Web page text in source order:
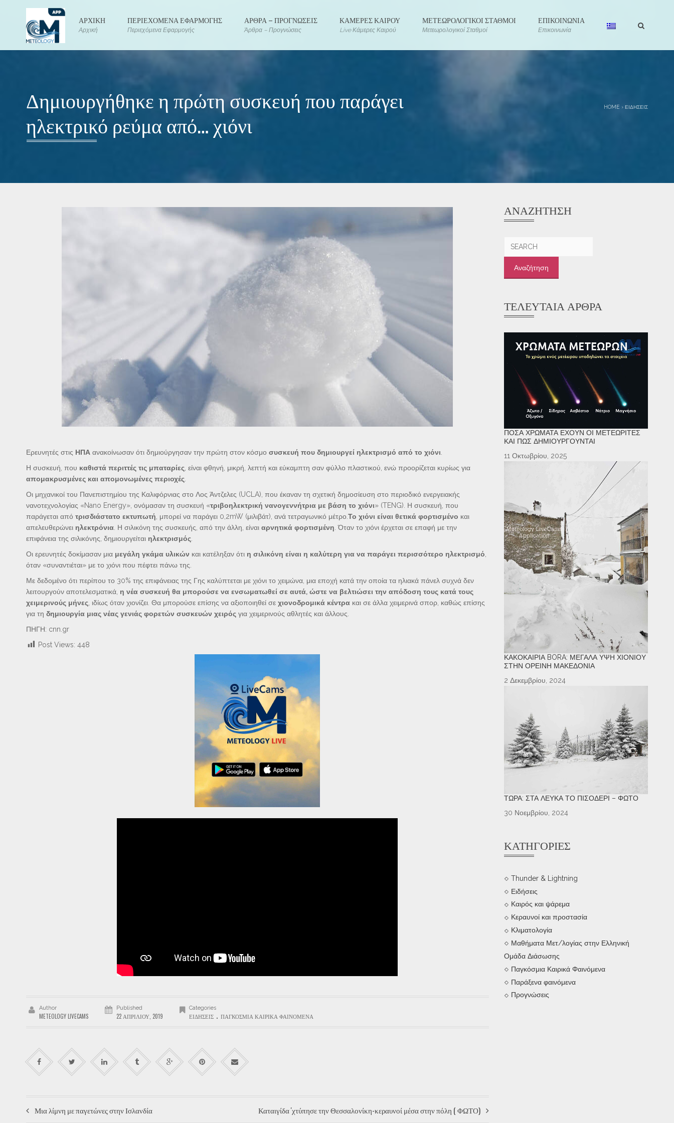
ΑΡΧΙΚΗ
Αρχική
ΠΕΡΙΕΧΟΜΕΝΑ ΕΦΑΡΜΟΓΗΣ
Περιεχόμενα Εφαρμογής
ΑΡΘΡΑ – ΠΡΟΓΝΩΣΕΙΣ
Άρθρα – Προγνώσεις
ΚΑΜΕΡΕΣ ΚΑΙΡΟΥ
Live Κάμερες Καιρού
ΜΕΤΕΩΡΟΛΟΓΙΚΟΙ ΣΤΑΘΜΟΙ
Μετεωρολογικοί Σταθμοί
ΕΠΙΚΟΙΝΩΝΙΑ
Επικοινωνία
Δημιουργήθηκε η πρώτη συσκευή που παράγει
ηλεκτρικό ρεύμα από… χιόνι
HOME › ΕΙΔΉΣΕΙΣ
Ερευνητές στις ΗΠΑ ανακοίνωσαν ότι δημιούργησαν την πρώτη στον κόσμο συσκευή που δημιουργεί ηλεκτρισμό από το χιόνι
Η συσκευή, που καθιστά περιττές τις μπαταρίες , είναι φθηνή, μικρή, λεπτή και εύκαμπτη σαν φύλλο πλαστικού, ενώ προορίζεται κυρίως για
απομακρυσμένες και απομονωμένες περιοχές
Οι μηχανικοί του Πανεπιστημίου της Καλιφόρνιας στο Λος Άντζελες (UCLA), που έκαναν τη σχετική δημοσίευση στο περιοδικό ενεργειακής
νανοτεχνολογίας «Nano Energy», ονόμασαν τη συσκευή «τριβοηλεκτρική νανογεννήτρια με βάση το χιόνι» (TENG). Η συσκευή, που
παράγεται από τρισδιάστατο εκτυπωτή , μπορεί να παράγει 0,2mW (μιλιβάτ), ανά τετραγωνικό μέτρο. Το χιόνι είναι θετικά φορτισμένο και
απελευθερώνει ηλεκτρόνια . Η σιλικόνη της συσκευής, από την άλλη, είναι αρνητικά φορτισμένη . Όταν το χιόνι έρχεται σε επαφή με την
επιφάνεια της σιλικόνης, δημιουργείται ηλεκτρισμός
Οι ερευνητές δοκίμασαν μια μεγάλη γκάμα υλικών και κατέληξαν ότι η σιλικόνη είναι η καλύτερη για να παράγει περισσότερο ηλεκτρισμό
όταν «συναντιέται» με το χιόνι που πέφτει πάνω της.
Με δεδομένο ότι περίπου το 30% της επιφάνειας της Γης καλύπτεται με χιόνι το χειμώνα, μια εποχή κατά την οποία τα ηλιακά πάνελ συχνά δεν
λειτουργούν αποτελεσματικά, η νέα συσκευή θα μπορούσε να ενσωματωθεί σε αυτά, ώστε να βελτιώσει την απόδοση τους κατά τους
χειμερινούς μήνες , ιδίως όταν χιονίζει. Θα μπορούσε επίσης να αξιοποιηθεί σε χιονοδρομικά κέντρα και σε άλλα χειμερινά σπορ, καθώς επίσης
για τη δημιουργία μιας νέας γενιάς φορετών συσκευών χειρός για χειμερινούς αθλητές και άλλους.
ΠΗΓΗ: cnn.gr
Post Views: 448
Author
METEOLOGY LIVECAMS
Published
22 ΑΠΡΙΛΊΟΥ, 2019
Categories
ΕΙΔΉΣΕΙΣ . ΠΑΓΚΌΣΜΙΑ ΚΑΙΡΙΚΆ ΦΑΙΝΌΜΕΝΑ
Μια λίμνη με παγετώνες στην Ισλανδία Καταιγίδα 'χτύπησε την Θεσσαλονίκη-κεραυνοί μέσα στην πόλη ( ΦΩΤΟ)
ΑΝΑΖΉΤΗΣΗ
ΤΕΛΕΥΤΑΊΑ ΆΡΘΡΑ
ΠΌΣΑ ΧΡΏΜΑΤΑ ΈΧΟΥΝ ΟΙ ΜΕΤΕΩΡΊΤΕΣ
ΚΑΙ ΠΏΣ ΔΗΜΙΟΥΡΓΟΎΝΤΑΙ
11 Οκτωβρίου, 2025
ΚΑΚΟΚΑΙΡΊΑ BORA: ΜΕΓΆΛΑ ΎΨΗ ΧΙΟΝΙΟΎ
ΣΤΗΝ ΟΡΕΙΝΉ ΜΑΚΕΔΟΝΊΑ
2 Δεκεμβρίου, 2024
ΤΏΡΑ: ΣΤΑ ΛΕΥΚΆ ΤΟ ΠΙΣΟΔΈΡΙ – ΦΩΤΌ
30 Νοεμβρίου, 2024
ΚΑΤΗΓΟΡΊΕΣ
Thunder & Lightning
Ειδήσεις
Καιρός και ψάρεμα
Κεραυνοί και προστασία
Κλιματολογία
Μαθήματα Μετ/λογίας στην Ελληνική
Ομάδα Διάσωσης
Παγκόσμια Καιρικά Φαινόμενα
Παράξενα φαινόμενα
Προγνώσεις